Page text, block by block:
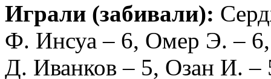
Играли (забивали):
Ф. Инсуа – 6, Омер Э. –
Д. Иванков – 5, Озан И. –